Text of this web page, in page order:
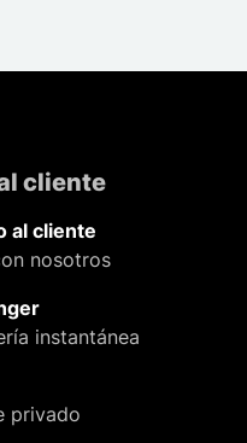
cliente
al cliente
nosotros
instantánea
privado